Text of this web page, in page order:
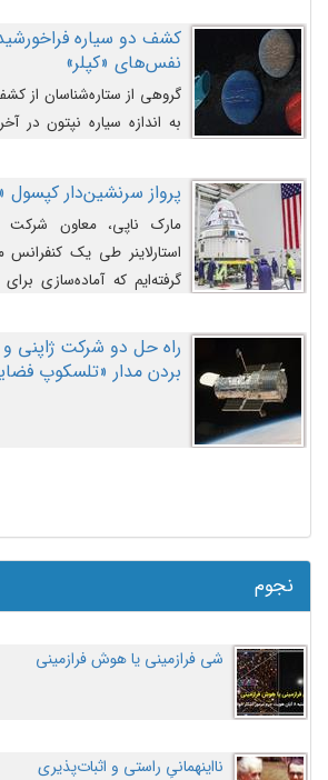
کشف دو سیاره
نفس‌های «کپلر»
گروهی از ستاره‌شناسان از
به اندازه سیاره نپتون در
پرواز سرنشین‌دار کپسول
مارک ناپی، معاون شرکت
استارلاینر طی یک
گرفته‌ایم که آماده‌سازی
اصلاح کنیم.
راه حل دو شرکت ژاپنی و
بردن مدار «تلسکوپ
نجوم
شی فرازمینی یا هوش فرازمینی
نااینهمانیِ راستی و اثبات‌پذیری